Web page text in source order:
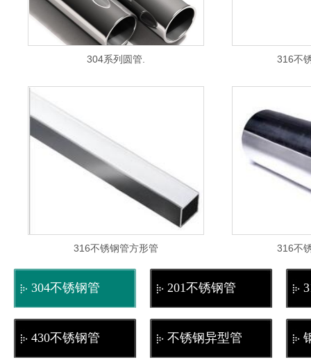
304系列圆管. 316不
316不锈钢管方形管 316不
304不锈钢管 201不锈钢管
430不锈钢管 不锈钢异型管